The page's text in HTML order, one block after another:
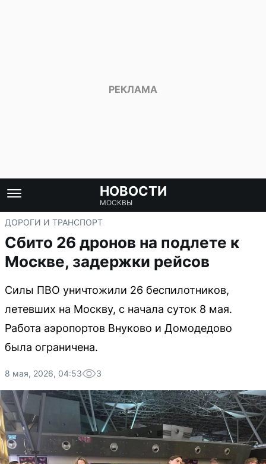
НОВОСТИ
МОСКВЫ
ДОРОГИ И ТРАНСПОРТ
Сбито 26 дронов на подлете к
Москве, задержки рейсов
Силы ПВО уничтожили 26 беспилотников,
летевших на Москву, с начала суток 8 мая.
Работа аэропортов Внуково и Домодедово
была ограничена.
8 мая, 2026, 04:53 3